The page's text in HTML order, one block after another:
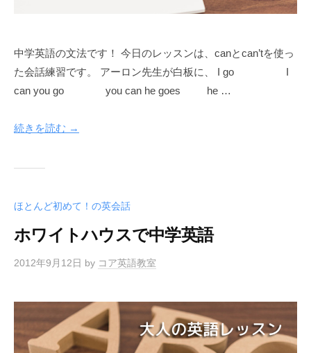
中学英語の文法です！ 今日のレッスンは、canとcan’tを使っ
た会話練習です。 アーロン先生が白板に、 I go I
can you go you can he goes he …
続きを読む →
ほとんど初めて！の英会話
ホワイトハウスで中学英語
2012年9月12日 by コア英語教室